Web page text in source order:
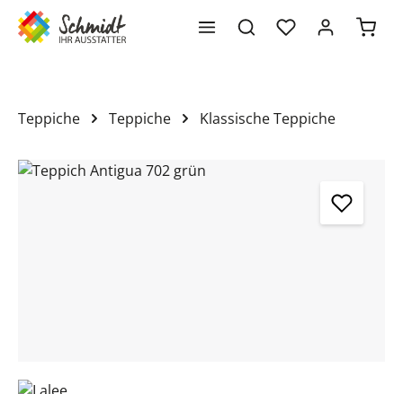
springen
Teppiche Teppiche Klassische Teppiche
Bildergalerie überspringen